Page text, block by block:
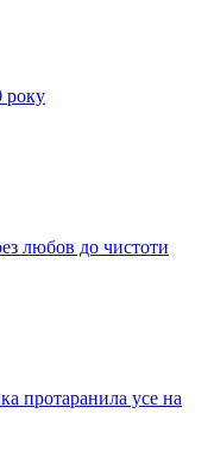
року
любов до чистоти
протаранила усе на